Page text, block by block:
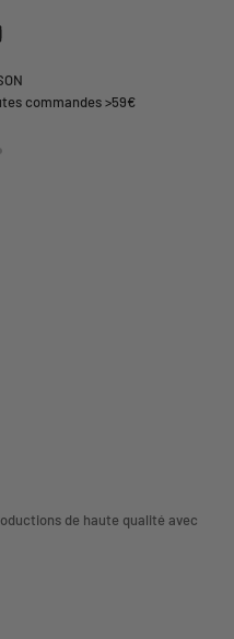
commandes >59€
à l'élément 1
à l'élément 2
à l'élément 3
à l'élément 4
de haute qualité avec